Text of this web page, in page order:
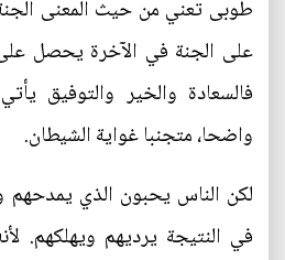
طوبى تعني من حيث المعنى
على الجنة في الآخرة يحصل
فالسعادة والخير والتوفيق
واضحا، متجنبا غواية الشيطان.
لكن الناس يحبون الذي يمدحهم
في النتيجة يرديهم ويهلكهم.